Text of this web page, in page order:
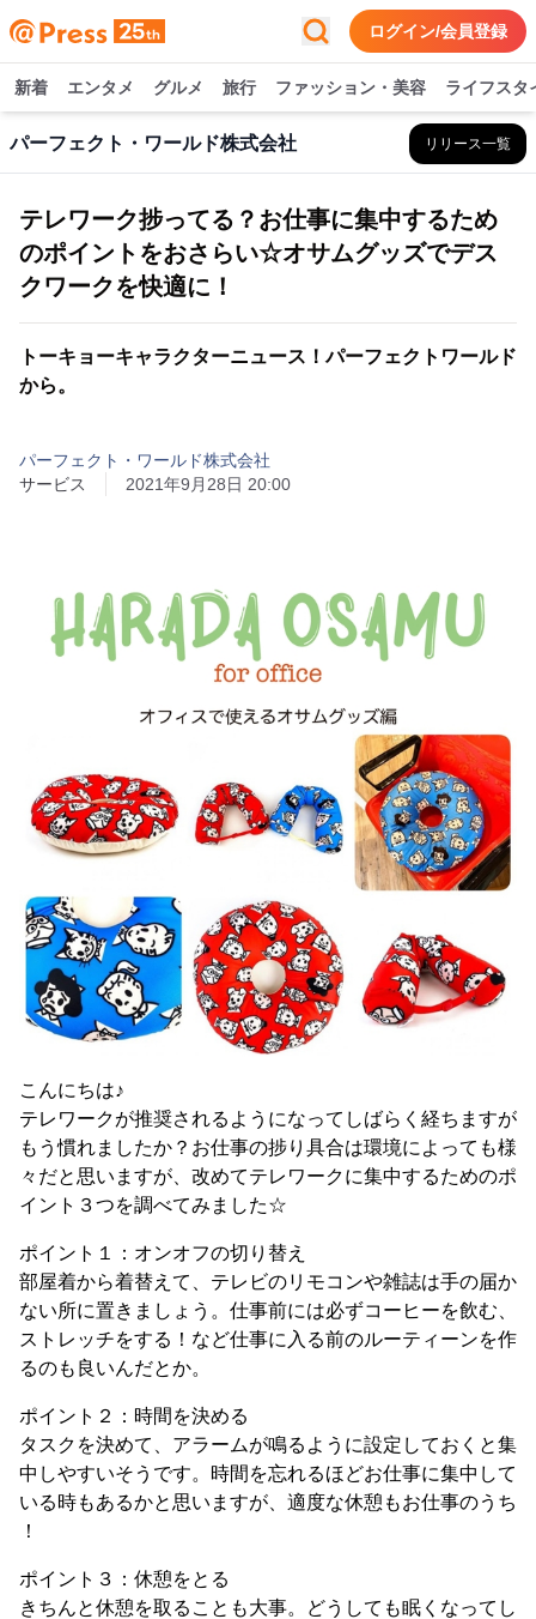
ログイン/会員登録
新着 エンタメ グルメ 旅行 ファッション・美容 ライフスタ
パーフェクト・ワールド株式会社 リリース一覧
テレワーク捗ってる？お仕事に集中するため
のポイントをおさらい☆オサムグッズでデス
クワークを快適に！
トーキョーキャラクターニュース！パーフェクトワールド
から。
パーフェクト・ワールド株式会社
サービス
2021年9月28日 20:00
こんにちは♪
テレワークが推奨されるようになってしばらく経ちますが
もう慣れましたか？お仕事の捗り具合は環境によっても様
々だと思いますが、改めてテレワークに集中するためのポ
イント３つを調べてみました☆
ポイント１：オンオフの切り替え
部屋着から着替えて、テレビのリモコンや雑誌は手の届か
ない所に置きましょう。仕事前には必ずコーヒーを飲む、
ストレッチをする！など仕事に入る前のルーティーンを作
るのも良いんだとか。
ポイント２：時間を決める
タスクを決めて、アラームが鳴るように設定しておくと集
中しやすいそうです。時間を忘れるほどお仕事に集中して
いる時もあるかと思いますが、適度な休憩もお仕事のうち
！
ポイント３：休憩をとる
きちんと休憩を取ることも大事。どうしても眠くなってし